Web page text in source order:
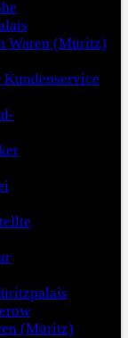
Waren (Müritz)
(Müritz)